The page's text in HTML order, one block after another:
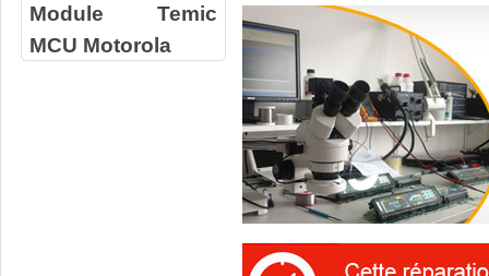
Module Temic
MCU Motorola